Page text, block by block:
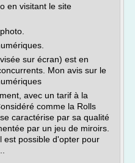
en visitant le site
sur écran) est en
Mon avis sur le
avec un tarif à la
comme la Rolls
caractérise par sa qualité
par un jeu de miroirs.
est possible d'opter pour